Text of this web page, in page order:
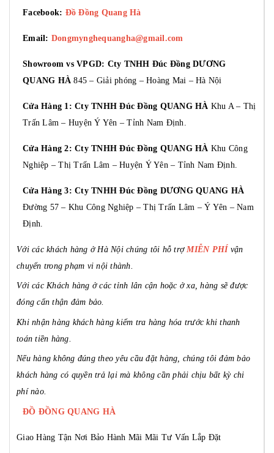
Facebook: Đồ Đồng Quang Hà
Email: Dongmynghequangha@gmail.com
Showroom vs VPGD: Cty TNHH Đúc Đồng DƯƠNG
QUANG HÀ 845 – Giải phóng – Hoàng Mai – Hà Nội
Cửa Hàng 1: Cty TNHH Đúc Đồng QUANG HÀ Khu A – Thị
Trấn Lâm – Huyện Ý Yên – Tỉnh Nam Định.
Cửa Hàng 2: Cty TNHH Đúc Đồng QUANG HÀ Khu Công
Nghiệp – Thị Trấn Lâm – Huyện Ý Yên – Tỉnh Nam Định.
Cửa Hàng 3: Cty TNHH Đúc Đồng DƯƠNG QUANG HÀ
Đường 57 – Khu Công Nghiệp – Thị Trấn Lâm – Ý Yên – Nam
Định.
Với các khách hàng ở Hà Nội chúng tôi hỗ trợ MIỄN PHÍ vận
chuyển trong phạm vi nội thành.
Với các Khách hàng ở các tỉnh lân cận hoặc ở xa, hàng sẽ được
đóng cẩn thận đảm bảo.
Khi nhận hàng khách hàng kiểm tra hàng hóa trước khi thanh
toán tiền hàng.
Nếu hàng không đúng theo yêu cầu đặt hàng, chúng tôi đảm bảo
khách hàng có quyền trả lại mà không cần phải chịu bất kỳ chi
phí nào.
ĐỒ ĐỒNG QUANG HÀ
Giao Hàng Tận Nơi Bảo Hành Mãi Mãi Tư Vấn Lắp Đặt